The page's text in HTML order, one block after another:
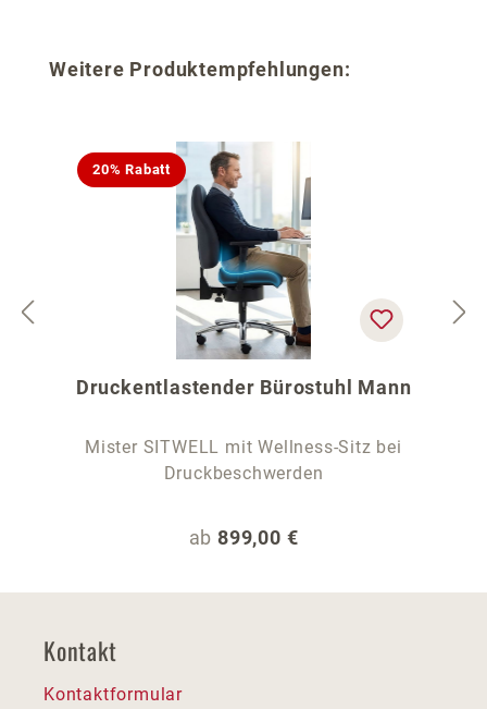
Produktgalerie überspringen
Weitere Produktempfehlungen:
20% Rabatt
Druckentlastender Bürostuhl Mann
Mister SITWELL mit Wellness-Sitz bei
Druckbeschwerden
Regulärer Preis:
ab 899,00 €
Kontakt
Kontaktformular